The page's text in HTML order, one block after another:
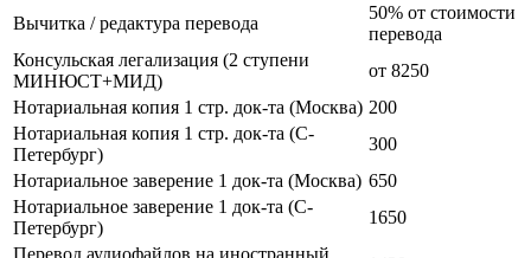
Вычитка / редактура перевода
50% от стоимости
перевода
Консульская легализация (2 ступени
МИНЮСТ+МИД)
от 8250
Нотариальная копия 1 стр. док-та (Москва) 200
Нотариальная копия 1 стр. док-та (С-
Петербург)
300
Нотариальное заверение 1 док-та (Москва) 650
Нотариальное заверение 1 док-та (С-
Петербург)
1650